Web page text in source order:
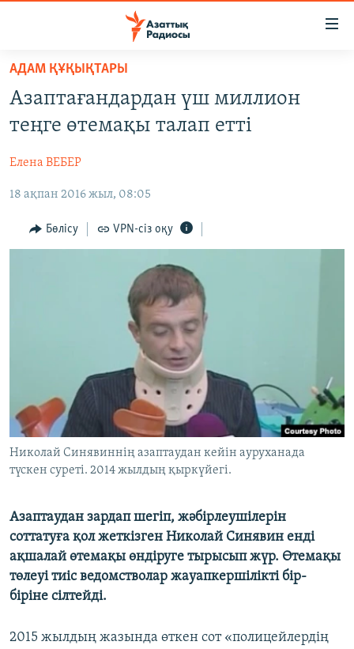
Skip
main
content
to
Navigation
ҚАҢТАР ОҚИҒАСЫ
АДАМ ҚҰҚЫҚТАРЫ
ӘЛЕУМЕТ
АРНАЙЫ ЖОБАЛАР
Басқа тілдерде
АДАМ ҚҰҚЫҚТАРЫ
Азаптағандардан үш миллион
теңге өтемақы талап етті
Елена ВЕБЕР
18 ақпан 2016 жыл, 08:05
Бөлісу VPN-сіз оқу
Николай Синявиннің азаптаудан кейін ауруханада
түскен суреті. 2014 жылдың қыркүйегі.
Азаптаудан зардап шегіп, жәбірлеушілерін
соттатуға қол жеткізген Николай Синявин енді
ақшалай өтемақы өндіруге тырысып жүр. Өтемақы
төлеуі тиіс ведомстволар жауапкершілікті бір-
біріне сілтейді.
2015 жылдың жазында өткен сот «полицейлердің